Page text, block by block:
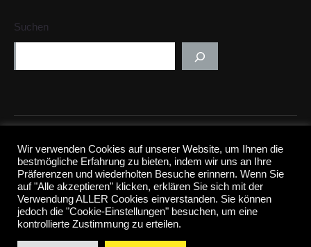
w
i
w
Suchen
© 2024 CFB&Co.Impressum|Datenschutz
Wir verwenden Cookies auf unserer Website, um Ihnen die
bestmögliche Erfahrung zu bieten, indem wir uns an Ihre
Präferenzen und wiederholten Besuche erinnern. Wenn Sie
auf "Alle akzeptieren" klicken, erklären Sie sich mit der
Verwendung ALLER Cookies einverstanden. Sie können
jedoch die "Cookie-Einstellungen" besuchen, um eine
kontrollierte Zustimmung zu erteilen.